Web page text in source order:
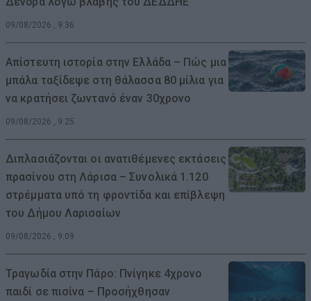
09/08/2026 , 9:36
Απίστευτη ιστορία στην Ελλάδα – Πώς μια
μπάλα ταξίδεψε στη θάλασσα 80 μίλια για
να κρατήσει ζωντανό έναν 30χρονο
09/08/2026 , 9:25
Διπλασιάζονται οι ανατιθέμενες εκτάσεις
πρασίνου στη Λάρισα – Συνολικά 1.120
στρέμματα υπό τη φροντίδα και επίβλεψη
του Δήμου Λαρισαίων
09/08/2026 , 9:09
Τραγωδία στην Πάρο: Πνίγηκε 4χρονο
παιδί σε πισίνα – Προσήχθησαν